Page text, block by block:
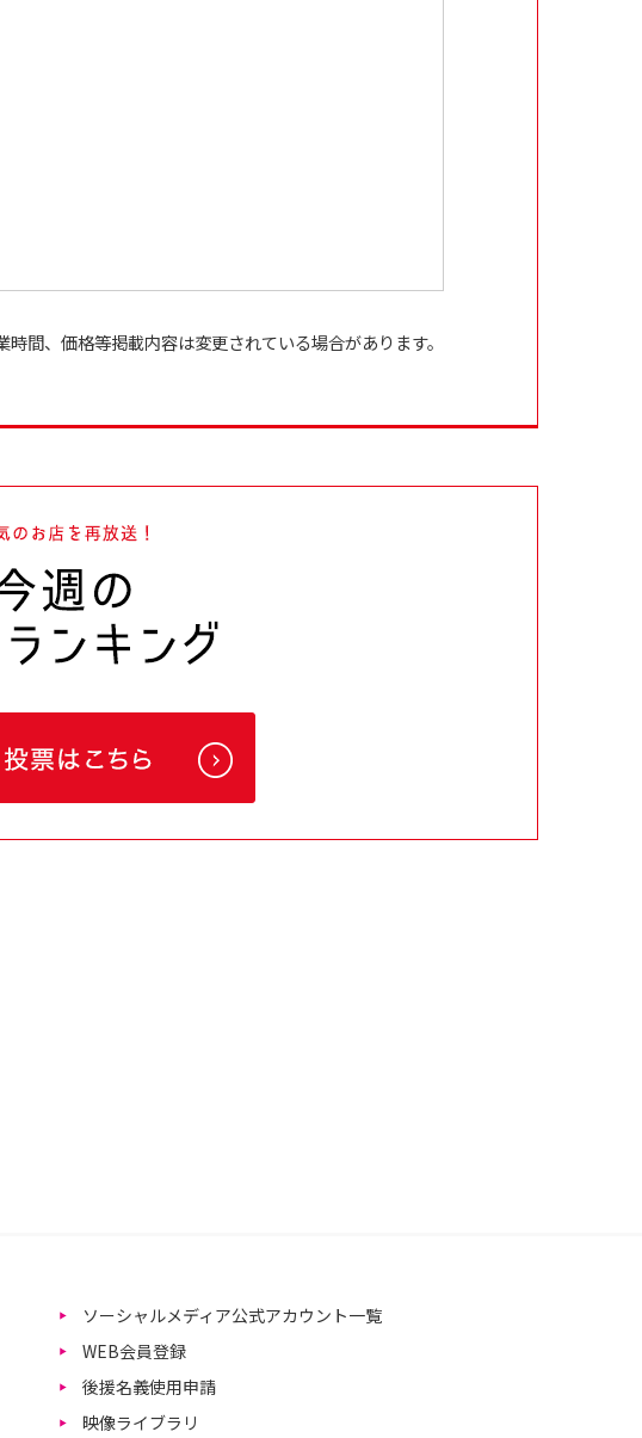
間、価格等掲載内容は変更されている場合があります。
ソーシャルメディア公式アカウント一覧
WEB会員登録
後援名義使用申請
映像ライブラリ